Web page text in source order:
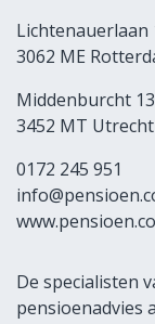
Lichtenauerlaan
3062 ME
Middenburcht
3452 MT Utrecht
0172 245 951
De specialisten
pensioenadvies